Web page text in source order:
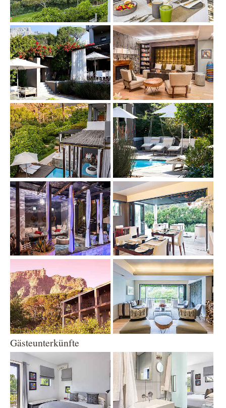
Show larger version Show larger version
Show larger version Show larger version
Show larger version Show larger version
Show larger version
Gästeunterkünfte
Show larger version Show larger version